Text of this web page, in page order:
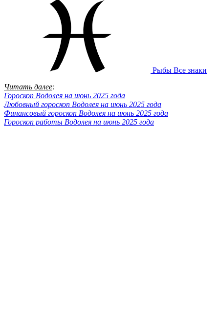
Рыбы Все знаки
Читать далее:
Гороскоп Водолея на июнь 2025 года
Любовный гороскоп Водолея на июнь 2025 года
Финансовый гороскоп Водолея на июнь 2025 года
Гороскоп работы Водолея на июнь 2025 года